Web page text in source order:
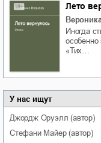
Лето
Иногда
особенно
«Тих…
У нас ищут
Джордж Оруэлл (автор)
Стефани Майер(автор)